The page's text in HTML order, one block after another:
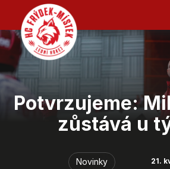
Potvrzujeme:
zůstává u
Novinky 21.